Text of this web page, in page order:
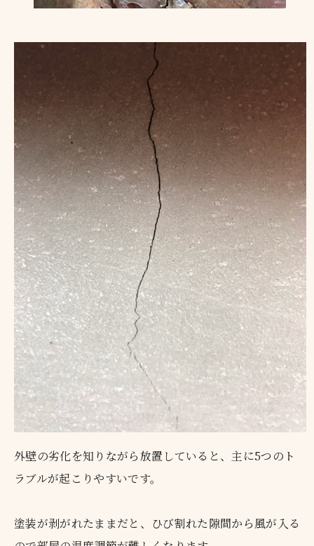
外壁の劣化を知りながら放置していると、主に5つのト
ラブルが起こりやすいです。
塗装が剥がれたままだと、ひび割れた隙間から風が入る